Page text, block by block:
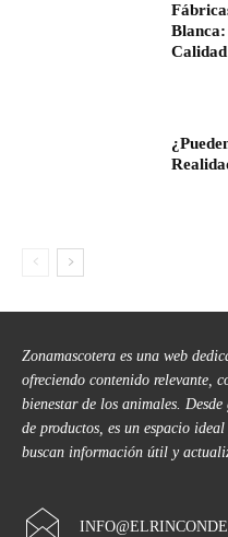
Calidad
Zonamascotera es una web
ofreciendo contenido relevante,
bienestar de los animales.
de productos, es un espacio
buscan información útil y